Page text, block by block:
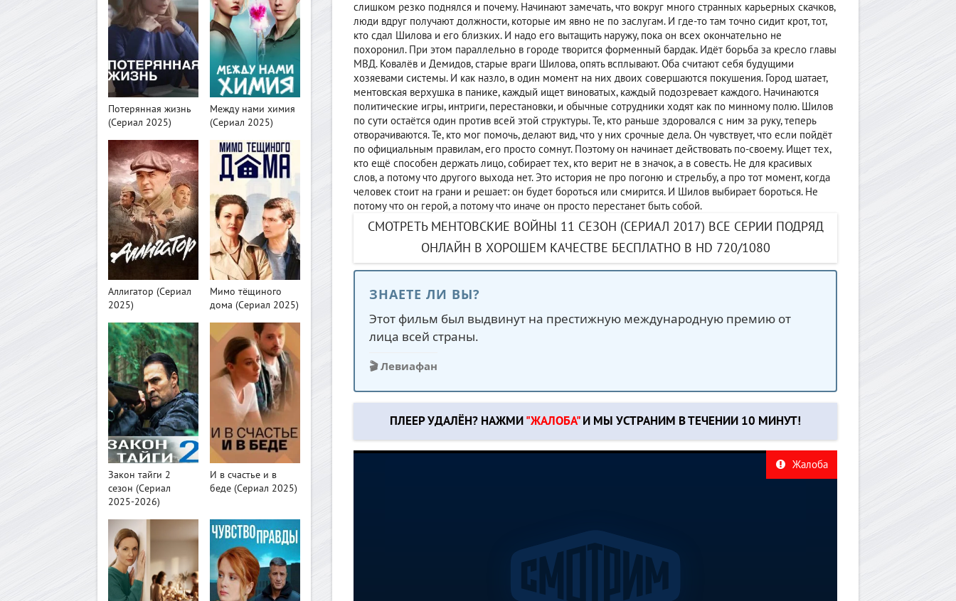
слишком резко поднялся и почему. Начинают замечать, что вокруг много странных карьерных скачков,
люди вдруг получают должности, которые им явно не по заслугам. И где-то там точно сидит крот, тот,
кто сдал Шилова и его близких. И надо его вытащить наружу, пока он всех окончательно не
похоронил. При этом параллельно в городе творится форменный бардак. Идёт борьба за кресло главы
МВД. Ковалёв и Демидов, старые враги Шилова, опять всплывают. Оба считают себя будущими
хозяевами системы. И как назло, в один момент на них двоих совершаются покушения. Город шатает,
ментовская верхушка в панике, каждый ищет виноватых, каждый подозревает каждого. Начинаются
политические игры, интриги, перестановки, и обычные сотрудники ходят как по минному полю. Шилов
по сути остаётся один против всей этой структуры. Те, кто раньше здоровался с ним за руку, теперь
отворачиваются. Те, кто мог помочь, делают вид, что у них срочные дела. Он чувствует, что если пойдёт
по официальным правилам, его просто сомнут. Поэтому он начинает действовать по-своему. Ищет тех,
кто ещё способен держать лицо, собирает тех, кто верит не в значок, а в совесть. Не для красивых
слов, а потому что другого выхода нет. Это история не про погоню и стрельбу, а про тот момент, когда
человек стоит на грани и решает: он будет бороться или смирится. И Шилов выбирает бороться. Не
потому что он герой, а потому что иначе он просто перестанет быть собой.
СМОТРЕТЬ МЕНТОВСКИЕ ВОЙНЫ 11 СЕЗОН (СЕРИАЛ 2017) ВСЕ СЕРИИ ПОДРЯД
ОНЛАЙН В ХОРОШЕМ КАЧЕСТВЕ БЕСПЛАТНО В HD 720/1080
ЗНАЕТЕ ЛИ ВЫ?
Этот фильм был выдвинут на престижную международную премию от
лица всей страны.
🎬 Левиафан
ПЛЕЕР УДАЛЁН? НАЖМИ "ЖАЛОБА"И МЫ УСТРАНИМ В ТЕЧЕНИИ 10 МИНУТ!
Жалоба
>
Потерянная жизнь
(Сериал 2025)
Между нами химия
(Сериал 2025)
Аллигатор (Сериал
2025)
>
Мимо тёщиного
дома (Сериал 2025)
>
Закон тайги 2
сезон (Сериал
2025-2026)
И в счастье и в
беде (Сериал 2025)